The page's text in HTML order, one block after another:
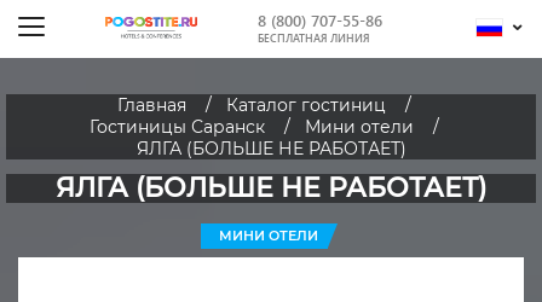
8 (800) 707-55-86
БЕСПЛАТНАЯ ЛИНИЯ
Главная
Каталог гостиниц
Гостиницы Саранск
Мини отели
ЯЛГА (БОЛЬШЕ НЕ РАБОТАЕТ)
ЯЛГА (БОЛЬШЕ НЕ РАБОТАЕТ)
МИНИ ОТЕЛИ